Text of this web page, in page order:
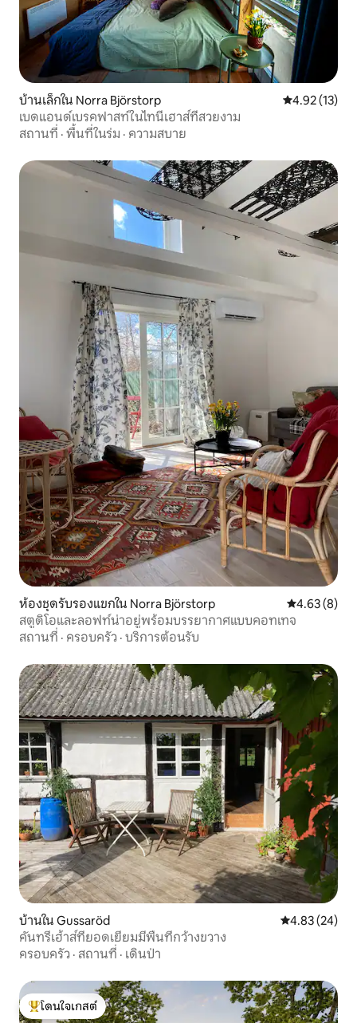
บ้านเล็กใน Norra Björstorp คะแนนเฉลี่ย
4.92 (13)
เบดแอนด์เบรคฟาสท์ในไทนี่เฮาส์ที่สวยงาม
สถานที่ · พื้นที่ในร่ม · ความสบาย
ห้องชุดรับรองแขกใน Norra Björstorp คะแนนเฉลี่ย
4.63 (8)
สตูดิโอและลอฟท์น่าอยู่พร้อมบรรยากาศแบบคอทเทจ
สถานที่ · ครอบครัว · บริการต้อนรับ
บ้านใน Gussaröd คะแนนเฉลี่ย
4.83 (24)
คันทรีเฮ้าส์ที่ยอดเยี่ยมมีพื้นที่กว้างขวาง
ครอบครัว · สถานที่ · เดินป่า
โดนใจเกสต์ที่สุด
โดนใจเกสต์